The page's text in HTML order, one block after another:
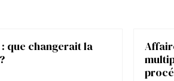
que changerait la